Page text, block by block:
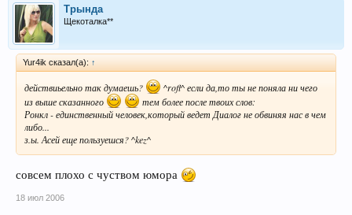
Трында
Щекоталка**
Yur4ik сказал(а): ↑
действиьельно так думаешь?
^rofl^ если да,то ты не поняла ни чего
из выше сказанного
тем более после твоих слов:
Ронкл - единственный человек,который ведет Диалог не обвиняя нас в чем
либо...​
з.ы. Асей еще пользуешся? ^kez^ ​
совсем плохо с чуством юмора
18 июл 2006